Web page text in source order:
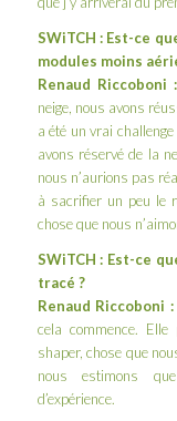
SWiTCH : Est-ce
modules moins
Renaud Riccoboni :
neige, nous avons
a été un vrai
avons réservé de la
nous n’aurions pas
à sacrifier un peu le
chose que nous
SWiTCH : Est-ce
tracé ?
Renaud Riccoboni :
cela commence.
shaper, chose que
nous estimons
d’expérience.